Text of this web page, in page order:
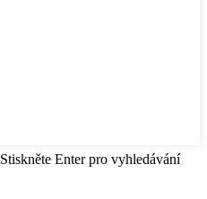
Stiskněte Enter pro vyhledávání